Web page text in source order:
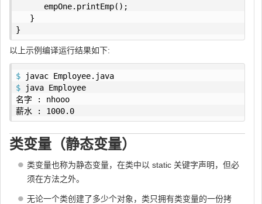
empOne.printEmp();
}
}
以上示例编译运行结果如下:
$ javac Employee.java
$ java Employee
名字 : nhooo
薪水 : 1000.0
类变量（静态变量）
类变量也称为静态变量，在类中以 static 关键字声明，但必
须在方法之外。
无论一个类创建了多少个对象，类只拥有类变量的一份拷